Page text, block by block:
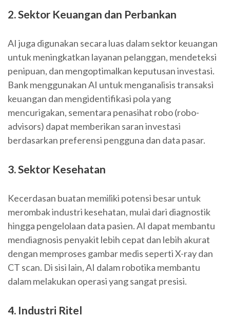
2. Sektor Keuangan dan Perbankan
AI juga digunakan secara luas dalam sektor keuangan
untuk meningkatkan layanan pelanggan, mendeteksi
penipuan, dan mengoptimalkan keputusan investasi.
Bank menggunakan AI untuk menganalisis transaksi
keuangan dan mengidentifikasi pola yang
mencurigakan, sementara penasihat robo (robo-
advisors) dapat memberikan saran investasi
berdasarkan preferensi pengguna dan data pasar.
3. Sektor Kesehatan
Kecerdasan buatan memiliki potensi besar untuk
merombak industri kesehatan, mulai dari diagnostik
hingga pengelolaan data pasien. AI dapat membantu
mendiagnosis penyakit lebih cepat dan lebih akurat
dengan memproses gambar medis seperti X-ray dan
CT scan. Di sisi lain, AI dalam robotika membantu
dalam melakukan operasi yang sangat presisi.
4. Industri Ritel